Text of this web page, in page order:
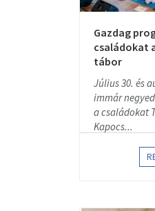
Gazdag
családokat
tábor
Július 30. és
immár
a családokat
Kapocs...